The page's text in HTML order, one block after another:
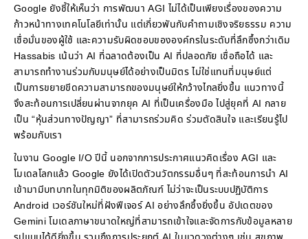
Google ยังชี้ให้เห็นว่า การพัฒนา AGI ไม่ได้เป็นเพียงเรื่องของความ
ก้าวหน้าทางเทคโนโลยีเท่านั้น แต่เกี่ยวพันกับคำถามเชิงจริยธรรม ความ
เชื่อมั่นของผู้ใช้ และความรับผิดชอบขององค์กรในระดับที่ลึกซึ้งกว่าเดิม
Hassabis เน้นว่า AI ที่ฉลาดต้องเป็น AI ที่ปลอดภัย เชื่อถือได้ และ
สามารถทำงานร่วมกับมนุษย์ได้อย่างเป็นมิตร ไม่ใช่แทนที่มนุษย์แต่
เป็นการขยายขีดความสามารถของมนุษย์ให้กว้างไกลยิ่งขึ้น แนวทางนี้
จึงสะท้อนการเปลี่ยนผ่านจากยุค AI ที่เป็นเครื่องมือ ไปสู่ยุคที่ AI กลาย
เป็น “หุ้นส่วนทางปัญญา” ที่สามารถร่วมคิด ร่วมตัดสินใจ และเรียนรู้ไป
พร้อมกับเรา
ในงาน Google I/O ปีนี้ นอกจากการประกาศแนวคิดเรื่อง AGI และ
โมเดลโลกแล้ว Google ยังได้เปิดตัวนวัตกรรมอื่นๆ ที่สะท้อนการนำ AI
เข้ามามีบทบาทในทุกมิติของผลิตภัณฑ์ ไม่ว่าจะเป็นระบบปฏิบัติการ
Android เวอร์ชันใหม่ที่ฝังฟีเจอร์ AI อย่างลึกซึ้งยิ่งขึ้น อัปเดตของ
Gemini โมเดลภาษาขนาดใหญ่ที่สามารถเข้าใจและจัดการกับข้อมูลหลาย